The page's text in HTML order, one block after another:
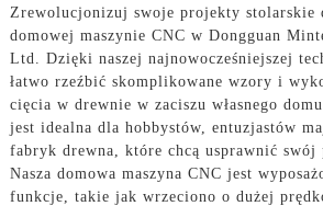
Zrewolucjonizuj swoje projekty stolarskie
domowej maszynie CNC w Dongguan
Ltd. Dzięki naszej najnowocześniejszej
łatwo rzeźbić skomplikowane wzory i
cięcia w drewnie w zaciszu własnego
jest idealna dla hobbystów, entuzjastów
fabryk drewna, które chcą usprawnić swój
Nasza domowa maszyna CNC jest
funkcje, takie jak wrzeciono o dużej